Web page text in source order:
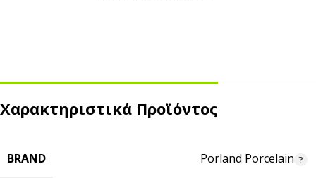
Χαρακτηριστικά Προϊόντος
BRAND Porland Porcelain